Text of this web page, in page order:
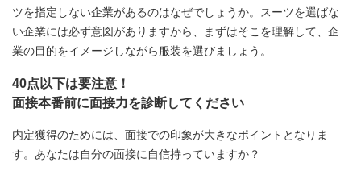
ツを指定しない企業があるのはなぜでしょうか。スーツを選ばな
い企業には必ず意図がありますから、まずはそこを理解して、企
業の目的をイメージしながら服装を選びましょう。
40点以下は要注意！
面接本番前に面接力を診断してください
内定獲得のためには、面接での印象が大きなポイントとなりま
す。あなたは自分の面接に自信持っていますか？